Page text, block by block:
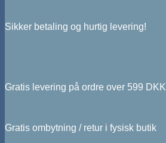
Sikker betaling og hurtig levering!
Gratis levering på ordre over 599 DKK
Gratis ombytning / retur i fysisk butik